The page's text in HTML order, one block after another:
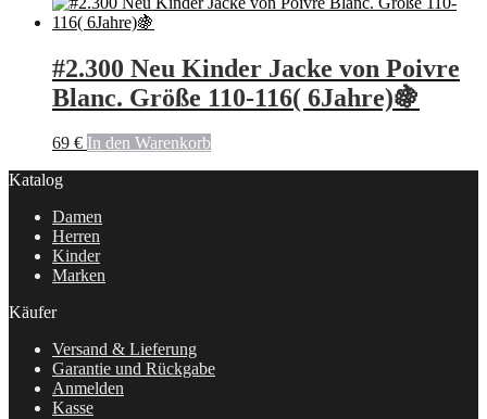
#2.300 Neu Kinder Jacke von Poivre
Blanc. Größe 110-116( 6Jahre)🍇
69 € In den Warenkorb
Katalog
Damen
Herren
Kinder
Marken
Käufer
Versand & Lieferung
Garantie und Rückgabe
Anmelden
Kasse